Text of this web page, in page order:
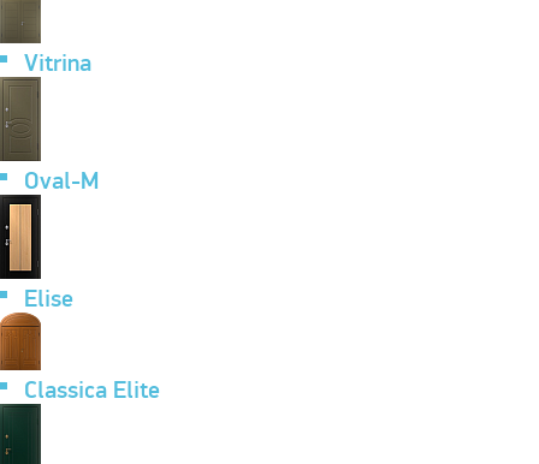
Vitrina
Oval-M
Elise
Classica Elite